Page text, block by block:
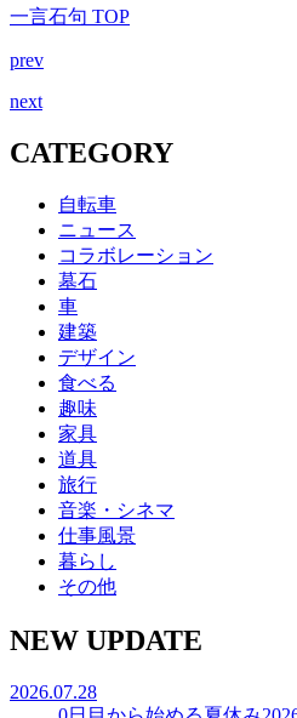
一言石句 TOP
prev
next
CATEGORY
自転車
ニュース
コラボレーション
墓石
車
建築
デザイン
食べる
趣味
家具
道具
旅行
音楽・シネマ
仕事風景
暮らし
その他
NEW UPDATE
2026.07.28